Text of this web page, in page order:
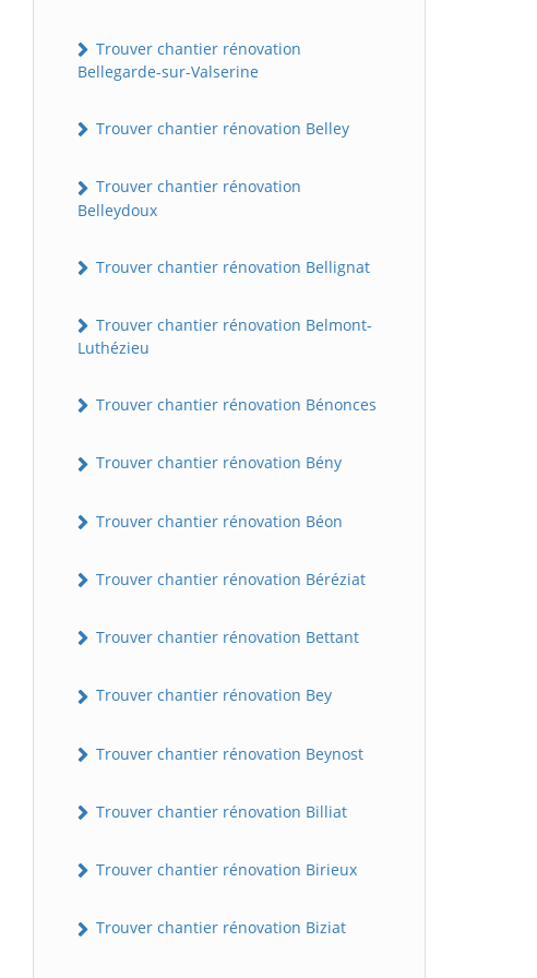
Trouver chantier rénovation
Bellegarde-sur-Valserine
Trouver chantier rénovation Belley
Trouver chantier rénovation
Belleydoux
Trouver chantier rénovation Bellignat
Trouver chantier rénovation Belmont-
Luthézieu
Trouver chantier rénovation Bénonces
Trouver chantier rénovation Bény
Trouver chantier rénovation Béon
Trouver chantier rénovation Béréziat
Trouver chantier rénovation Bettant
Trouver chantier rénovation Bey
Trouver chantier rénovation Beynost
Trouver chantier rénovation Billiat
Trouver chantier rénovation Birieux
Trouver chantier rénovation Biziat